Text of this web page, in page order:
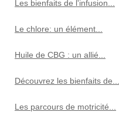
Les bienfaits de l'infusion...
Le chlore: un élément...
Huile de CBG : un allié...
Découvrez les bienfaits de...
Les parcours de motricité...